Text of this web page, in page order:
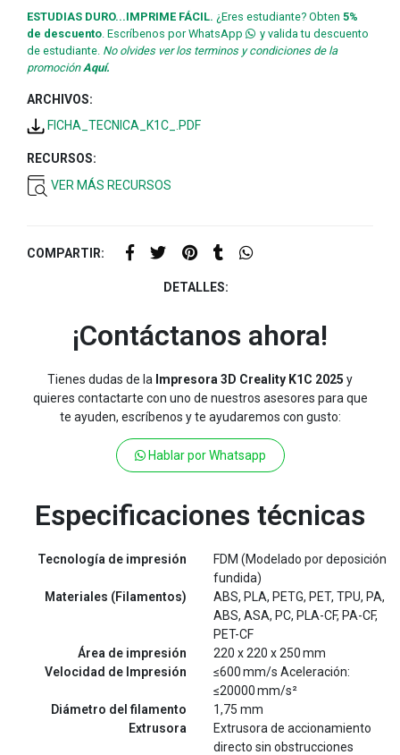
ESTUDIAS DURO...IMPRIME FÁCIL. ¿Eres estudiante? Obten 5%
de descuento. Escríbenos por WhatsApp
y valida tu descuento
de estudiante. No olvides ver los terminos y condiciones de la
promociónAquí.
ARCHIVOS:
FICHA_TECNICA_K1C_.PDF
RECURSOS:
VER MÁS RECURSOS
COMPARTIR:
DETALLES:
¡Contáctanos ahora!
Tienes dudas de la Impresora 3D Creality K1C 2025 y
quieres contactarte con uno de nuestros asesores para que
te ayuden, escríbenos y te ayudaremos con gusto:
Hablar por Whatsapp
Especificaciones técnicas
Tecnología de impresión
FDM (Modelado por deposición
fundida)
Materiales (Filamentos)
ABS, PLA, PETG, PET, TPU, PA,
ABS, ASA, PC, PLA-CF, PA-CF,
PET-CF
Área de impresión
220 x 220 x 250 mm
Velocidad de Impresión
≤600 mm/s Aceleración:
≤20000 mm/s²
Diámetro del filamento
1,75 mm
Extrusora
Extrusora de accionamiento
directo sin obstrucciones